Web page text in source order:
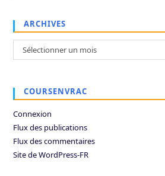
ARCHIVES
Archives
Sélectionner un mois
COURSENVRAC
Connexion
Flux des publications
Flux des commentaires
Site de WordPress-FR